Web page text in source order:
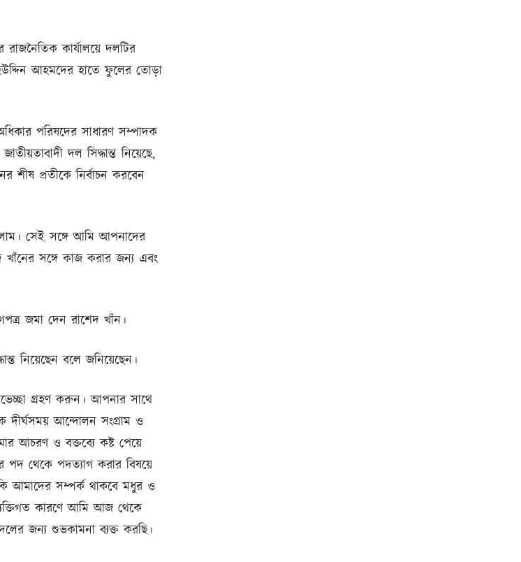
রাজনৈতিক কার্যালয়ে দলটির
আহমদের হাতে ফুলের তোড়া
পরিষদের সাধারণ সম্পাদক
দল সিদ্ধান্ত নিয়েছে,
শীষ প্রতীকে নির্বাচন করবেন
সেই সঙ্গে আমি আপনাদের
সঙ্গে কাজ করার জন্য এবং
জমা দেন রাশেদ খাঁন।
নিয়েছেন বলে জনিয়েছেন।
গ্রহণ করুন। আপনার সাথে
দীর্ঘসময় আন্দোলন সংগ্রাম ও
আচরণ ও বক্তব্যে কষ্ট পেয়ে
পদ থেকে পদত্যাগ করার বিষয়ে
আমাদের সম্পর্ক থাকবে মধুর ও
কারণে আমি আজ থেকে
জন্য শুভকামনা ব্যক্ত করছি।